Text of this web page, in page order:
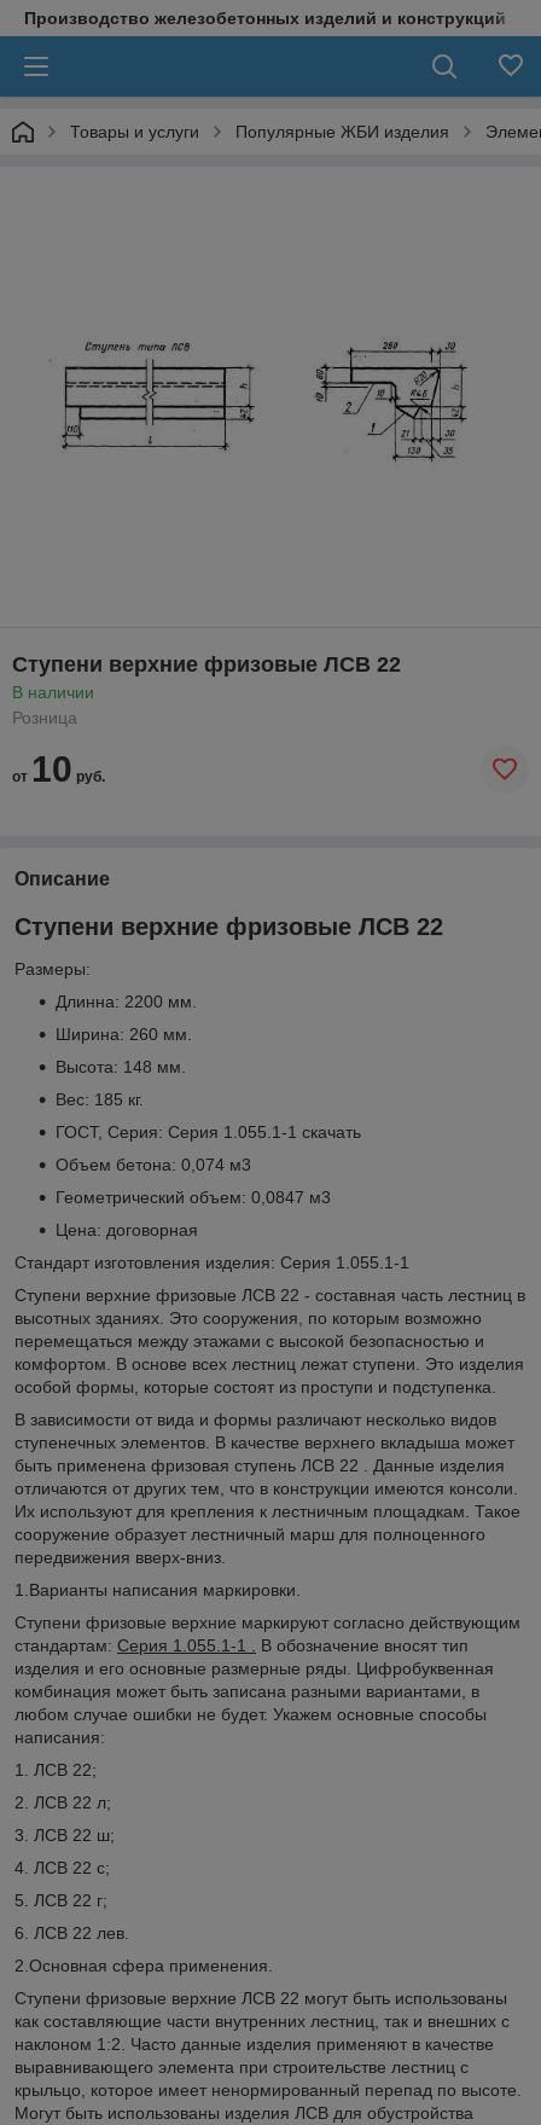
Производство железобетонных изделий и конструкций
Товары и услуги Популярные ЖБИ изделия
Ступени верхние фризовые ЛСВ 22
В наличии
Розница
от 10 руб.
Описание
Ступени верхние фризовые ЛСВ 22
Размеры:
Длинна: 2200 мм.
Ширина: 260 мм.
Высота: 148 мм.
Вес: 185 кг.
ГОСТ, Серия: Серия 1.055.1-1 скачать
Объем бетона: 0,074 м3
Геометрический объем: 0,0847 м3
Цена: договорная
Стандарт изготовления изделия: Серия 1.055.1-1
Ступени верхние фризовые ЛСВ 22 - составная часть лестниц в
высотных зданиях. Это сооружения, по которым возможно
перемещаться между этажами с высокой безопасностью и
комфортом. В основе всех лестниц лежат ступени. Это изделия
особой формы, которые состоят из проступи и подступенка.
В зависимости от вида и формы различают несколько видов
ступенечных элементов. В качестве верхнего вкладыша может
быть применена фризовая ступень ЛСВ 22 . Данные изделия
отличаются от других тем, что в конструкции имеются консоли.
Их используют для крепления к лестничным площадкам. Такое
сооружение образует лестничный марш для полноценного
передвижения вверх-вниз.
1.Варианты написания маркировки.
Ступени фризовые верхние маркируют согласно действующим
стандартам: Серия 1.055.1-1 . В обозначение вносят тип
изделия и его основные размерные ряды. Цифробуквенная
комбинация может быть записана разными вариантами, в
любом случае ошибки не будет. Укажем основные способы
написания:
1. ЛСВ 22;
2. ЛСВ 22 л;
3. ЛСВ 22 ш;
4. ЛСВ 22 с;
5. ЛСВ 22 г;
6. ЛСВ 22 лев.
2.Основная сфера применения.
Ступени фризовые верхние ЛСВ 22 могут быть использованы
как составляющие части внутренних лестниц, так и внешних с
наклоном 1:2. Часто данные изделия применяют в качестве
выравнивающего элемента при строительстве лестниц с
крыльцо, которое имеет ненормированный перепад по высоте.
Могут быть использованы изделия ЛСВ для обустройства